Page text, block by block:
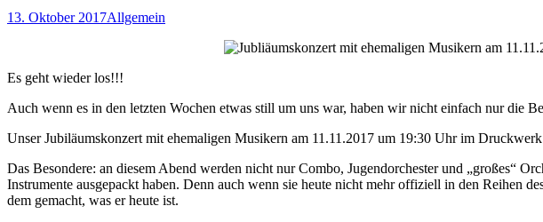
13. Oktober 2017Allgemein
Es geht wieder los!!!
Auch wenn es in den letzten Wochen etwas still um uns war, haben wir nicht einfach nur die
Unser Jubiläumskonzert mit ehemaligen Musikern am 11.11.2017 um 19:30 Uhr im
Das Besondere: an diesem Abend werden nicht nur Combo, Jugendorchester und „großes“
Instrumente ausgepackt haben. Denn auch wenn sie heute nicht mehr offiziell in den Reihen
dem gemacht, was er heute ist.